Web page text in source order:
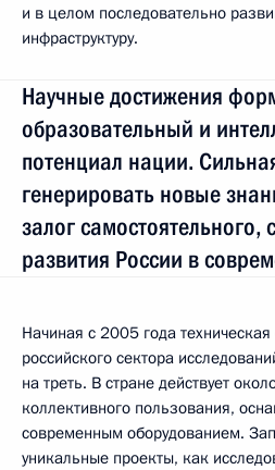
и в целом последовательно
инфраструктуру.
Научные достижения
образовательный и
потенциал нации.
генерировать новые
залог самостоятельного,
развития России в
Начиная с 2005 года
российского сектора
на треть. В стране действует
коллективного пользования,
современным оборудованием.
уникальные проекты, как